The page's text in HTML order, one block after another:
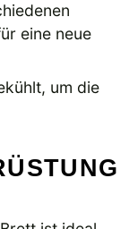
eine neue
um die